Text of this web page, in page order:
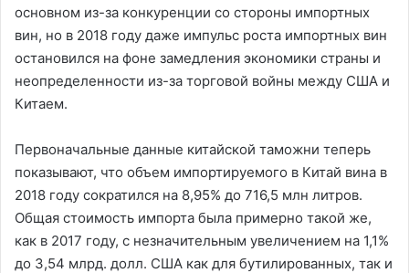
основном из-за конкуренции со стороны импортных
вин, но в 2018 году даже импульс роста импортных вин
остановился на фоне замедления экономики страны и
неопределенности из-за торговой войны между США и
Китаем.
Первоначальные данные китайской таможни теперь
показывают, что объем импортируемого в Китай вина в
2018 году сократился на 8,95% до 716,5 млн литров.
Общая стоимость импорта была примерно такой же,
как в 2017 году, с незначительным увеличением на 1,1%
до 3,54 млрд. долл. США как для бутилированных, так и